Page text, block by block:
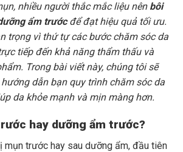
nhiều người thắc mắc liệu nên bôi
ẩm trướcđể đạt hiệu quả tối ưu.
trọng vì thứ tự các bước chăm sóc da
tiếp đến khả năng thẩm thấu và
Trong bài viết này, chúng tôi sẽ
dẫn bạn quy trình chăm sóc da
da khỏe mạnh và mịn màng hơn.
hay dưỡng ẩm trước?
trước hay sau dưỡng ẩm, đầu tiên